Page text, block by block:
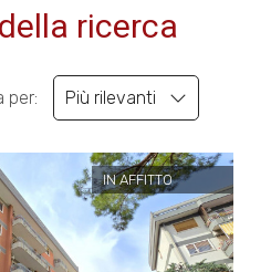
ricerca
per: Più rilevanti
IN AFFITTO